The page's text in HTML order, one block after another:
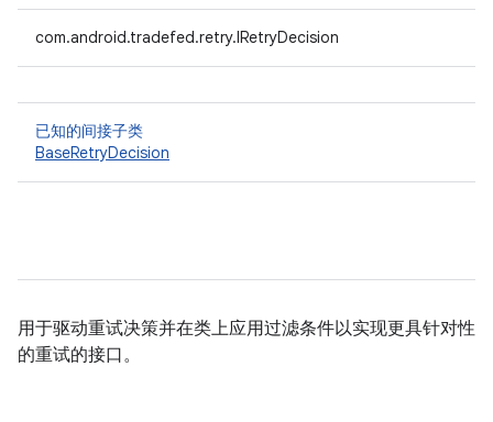
com.android.tradefed.retry.IRetryDecision
已知的间接子类
BaseRetryDecision
用于驱动重试决策并在类上应用过滤条件以实现更具针对性
的重试的接口。